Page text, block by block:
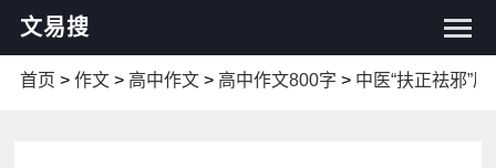
文易搜
首页 > 作文> 高中作文> 高中作文800字 > 中医“扶正祛邪”